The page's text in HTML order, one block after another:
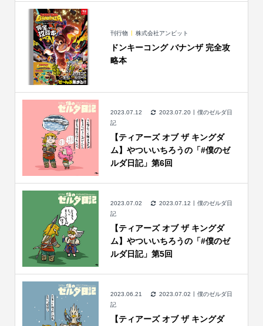
刊行物 株式会社アンビット
ドンキーコング バナンザ 完全攻
略本
2023.07.12 2023.07.20
僕のゼルダ日
記
【ティアーズ オブ ザ キングダ
ム】やついいちろうの「#僕のゼ
ルダ日記」第6回
2023.07.02 2023.07.12
僕のゼルダ日
記
【ティアーズ オブ ザ キングダ
ム】やついいちろうの「#僕のゼ
ルダ日記」第5回
2023.06.21 2023.07.02
僕のゼルダ日
記
【ティアーズ オブ ザ キングダ